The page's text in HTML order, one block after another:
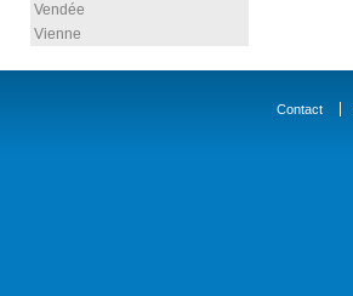
Vendée
Vienne
Contact